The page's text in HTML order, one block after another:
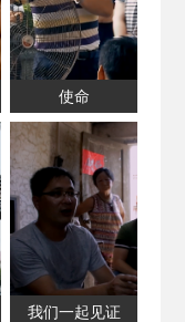
使命
我们一起见证